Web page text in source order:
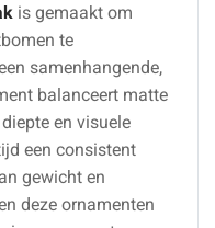
is gemaakt om
te
samenhangende,
balanceert matte
en visuele
een consistent
gewicht en
deze ornamenten